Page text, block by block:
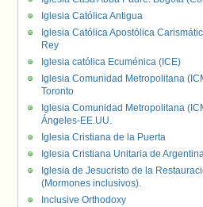
Iglesia Católica Antigua
Iglesia Católica Apostólica
Rey
Iglesia católica Ecuménica (ICE)
Iglesia Comunidad Metropolitana
Toronto
Iglesia Comunidad Metropolitana
Ángeles-EE.UU.
Iglesia Cristiana de la Puerta
Iglesia Cristiana Unitaria de
Iglesia de Jesucristo de la
(Mormones inclusivos).
Inclusive Orthodoxy